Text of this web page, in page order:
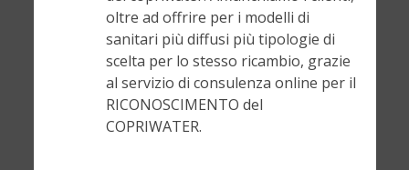
oltre ad offrire per i modelli di
sanitari più diffusi più tipologie di
scelta per lo stesso ricambio, grazie
al servizio di consulenza online per il
RICONOSCIMENTO del
COPRIWATER.